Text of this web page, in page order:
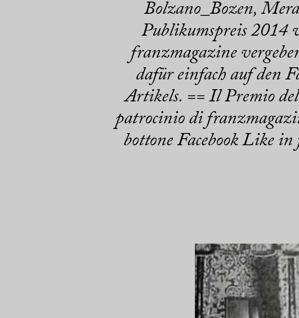
Bolzano_Bozen,
Publikumspreis 2014
franzmagazine
dafür einfach auf den
Artikels. == Il Premio
patrocinio di
bottone Facebook Like